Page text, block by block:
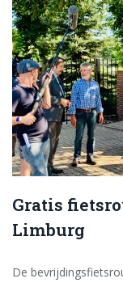
Gratis
Limburg
De